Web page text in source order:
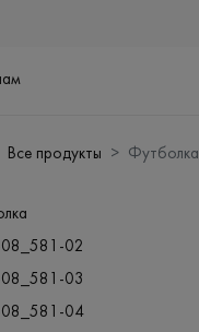
Все продукты Футболка